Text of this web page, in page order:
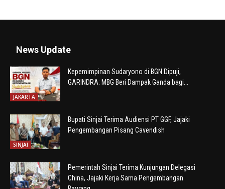
News Update
JAKARTA
Kepemimpinan Sudaryono di BGN Dipuji,
GARINDRA: MBG Beri Dampak Ganda bagi...
SINJAI
Bupati Sinjai Terima Audiensi PT GGF, Jajaki
Pengembangan Pisang Cavendish
Pemerintah Sinjai Terima Kunjungan Delegasi
China, Jajaki Kerja Sama Pengembangan